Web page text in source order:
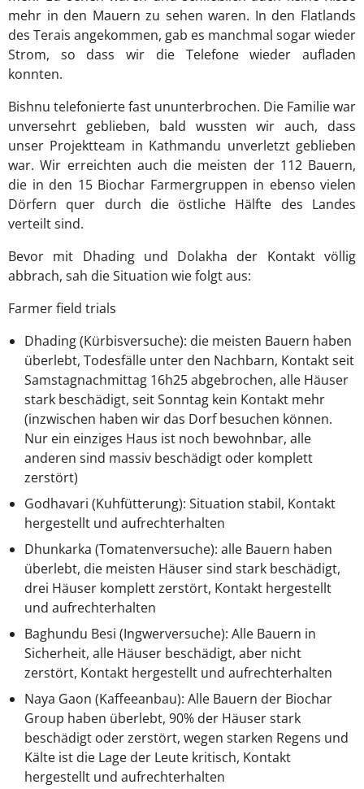
mehr in den Mauern zu sehen waren. In den Flatlands
des Terais angekommen, gab es manchmal sogar wieder
Strom, so dass wir die Telefone wieder aufladen
konnten.
Bishnu telefonierte fast ununterbrochen. Die Familie war
unversehrt geblieben, bald wussten wir auch, dass
unser Projektteam in Kathmandu unverletzt geblieben
war. Wir erreichten auch die meisten der 112 Bauern,
die in den 15 Biochar Farmergruppen in ebenso vielen
Dörfern quer durch die östliche Hälfte des Landes
verteilt sind.
Bevor mit Dhading und Dolakha der Kontakt völlig
abbrach, sah die Situation wie folgt aus:
Farmer field trials
Dhading (Kürbisversuche): die meisten Bauern haben
überlebt, Todesfälle unter den Nachbarn, Kontakt seit
Samstagnachmittag 16h25 abgebrochen, alle Häuser
stark beschädigt, seit Sonntag kein Kontakt mehr
(inzwischen haben wir das Dorf besuchen können.
Nur ein einziges Haus ist noch bewohnbar, alle
anderen sind massiv beschädigt oder komplett
zerstört)
Godhavari (Kuhfütterung): Situation stabil, Kontakt
hergestellt und aufrechterhalten
Dhunkarka (Tomatenversuche): alle Bauern haben
überlebt, die meisten Häuser sind stark beschädigt,
drei Häuser komplett zerstört, Kontakt hergestellt
und aufrechterhalten
Baghundu Besi (Ingwerversuche): Alle Bauern in
Sicherheit, alle Häuser beschädigt, aber nicht
zerstört, Kontakt hergestellt und aufrechterhalten
Naya Gaon (Kaffeeanbau): Alle Bauern der Biochar
Group haben überlebt, 90% der Häuser stark
beschädigt oder zerstört, wegen starken Regens und
Kälte ist die Lage der Leute kritisch, Kontakt
hergestellt und aufrechterhalten